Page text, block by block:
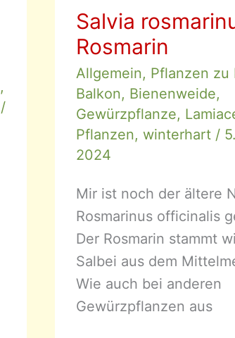
,
/
Salvia
Rosmarin
Allgemein, Pflanzen zu
Balkon, Bienenweide,
Gewürzpflanze,
Pflanzen, winterhart /
2024
Mir ist noch der ältere
Rosmarinus officinalis
Der Rosmarin stammt
Salbei aus dem
Wie auch bei anderen
Gewürzpflanzen aus